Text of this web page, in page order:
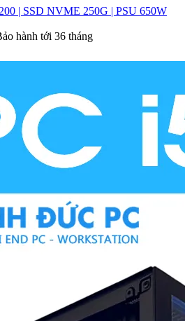
| SSD NVME 250G | PSU 650W
hành tới 36 tháng